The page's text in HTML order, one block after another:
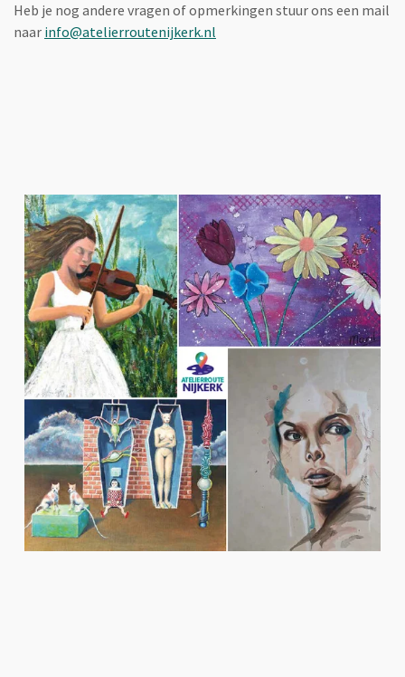
Heb je nog andere vragen of opmerkingen stuur ons een mail
naar info@atelierroutenijkerk.nl